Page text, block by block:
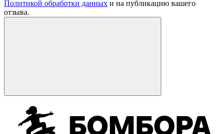
Политикой обработки данных и на публикацию вашего
отзыва.